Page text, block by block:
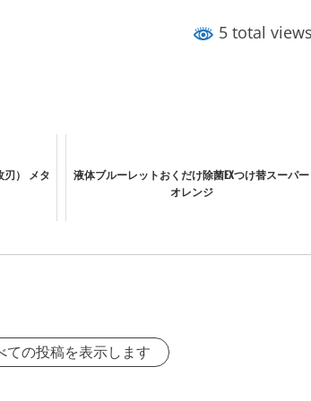
5 total
刃） メタ
液体ブルーレットおくだけ除菌EXつけ替スーパー
オレンジ
ての投稿を表示します